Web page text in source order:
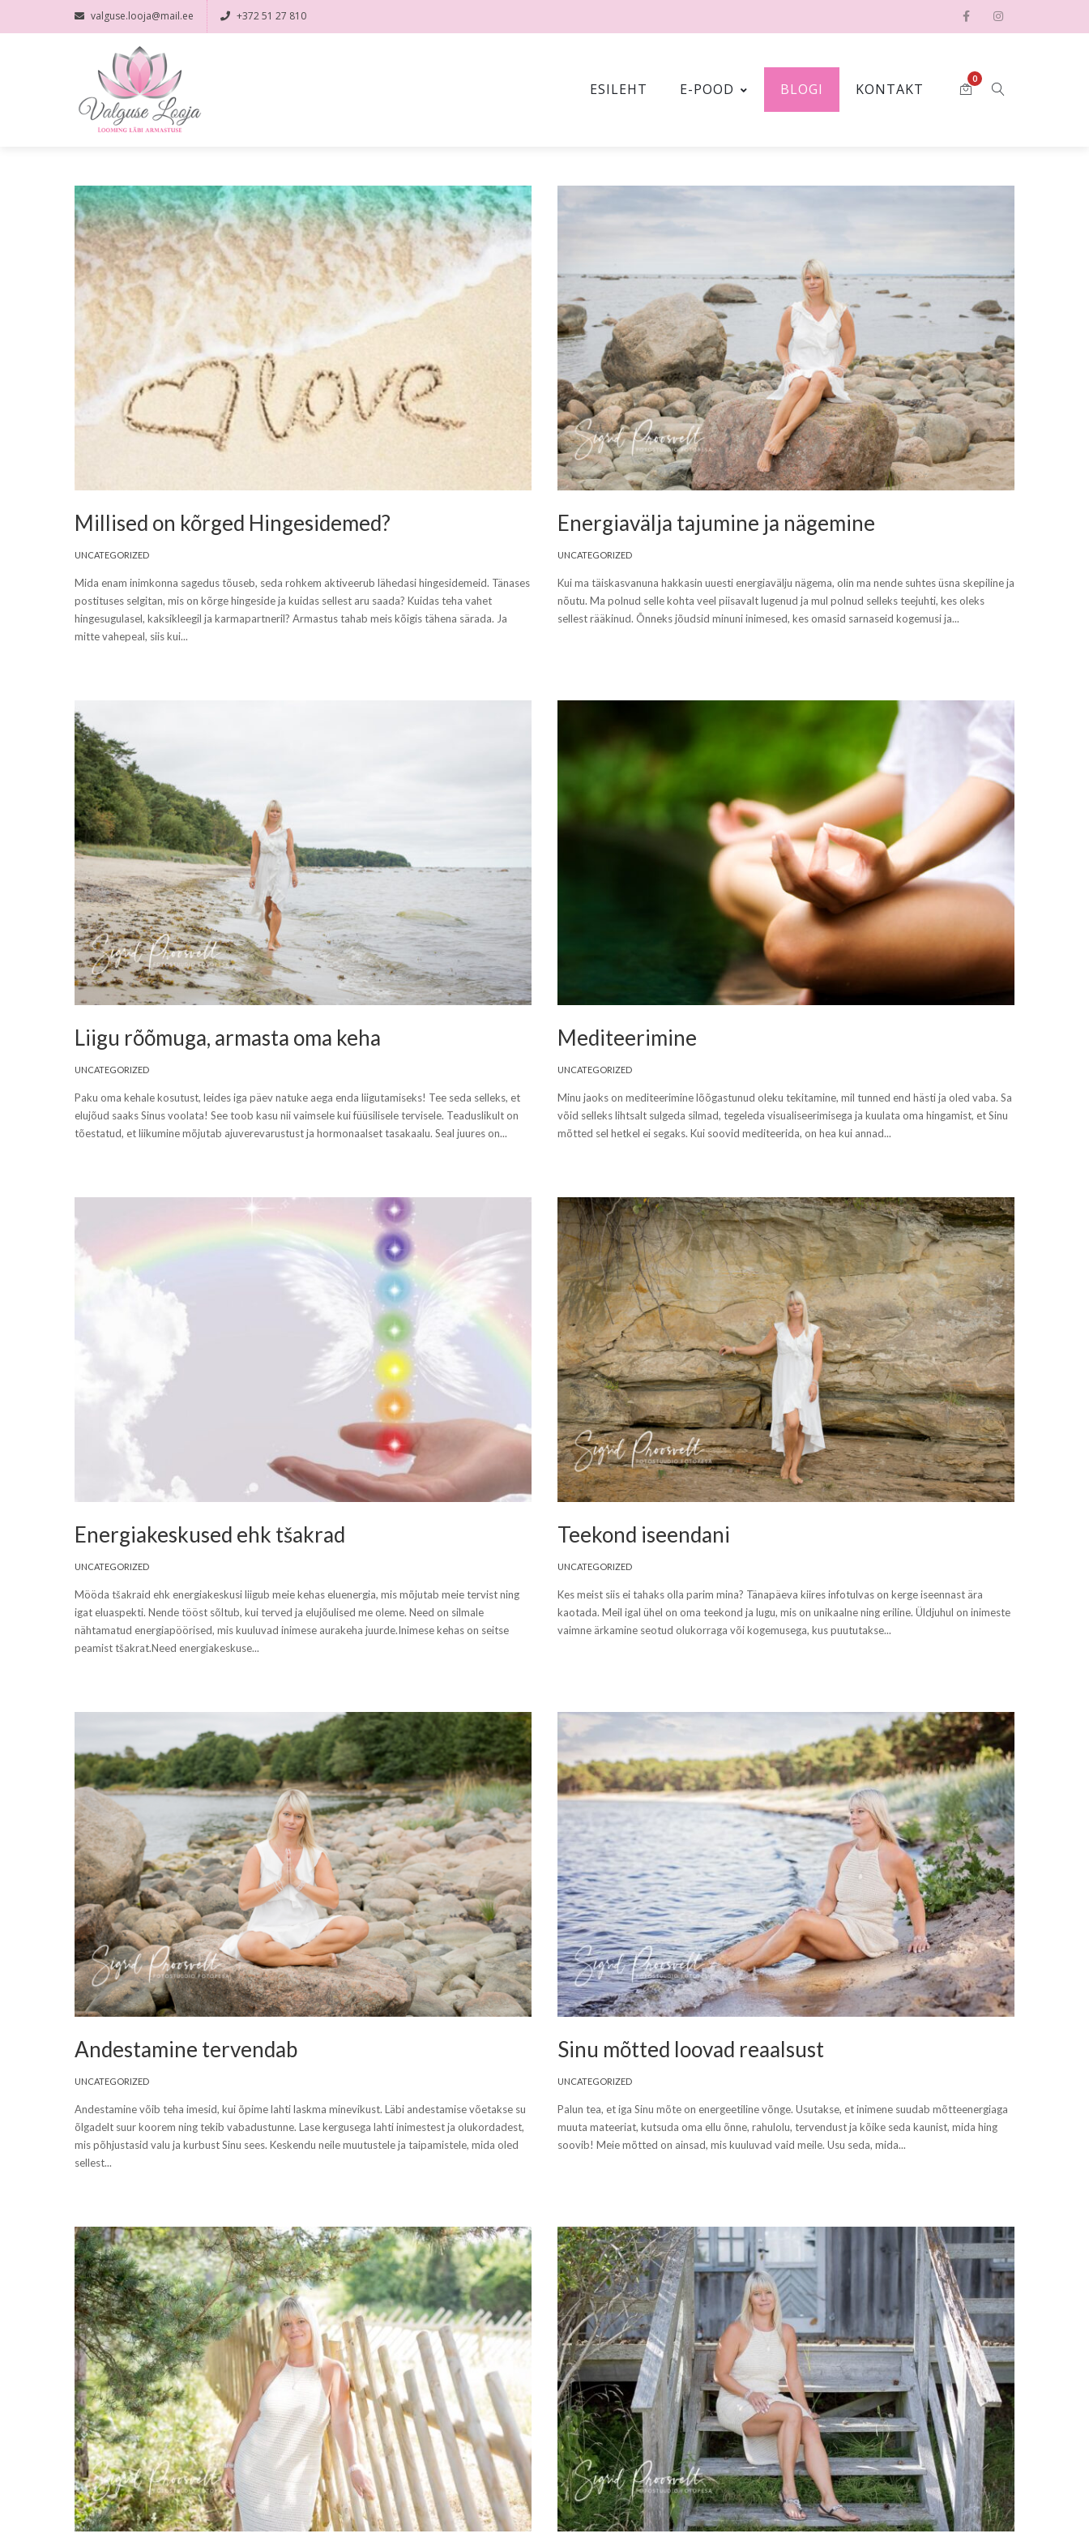
valguse.looja@mail.ee +372 51 27 810
ESILEHT E-POOD BLOGI KONTAKT
0
Millised on kõrged Hingesidemed?
UNCATEGORIZED
Mida enam inimkonna sagedus tõuseb, seda rohkem aktiveerub lähedasi hingesidemeid. Tänases
postituses selgitan, mis on kõrge hingeside ja kuidas sellest aru saada? Kuidas teha vahet
hingesugulasel, kaksikleegil ja karmapartneril? Armastus tahab meis kõigis tähena särada. Ja
mitte vahepeal, siis kui...
Energiavälja tajumine ja nägemine
UNCATEGORIZED
Kui ma täiskasvanuna hakkasin uuesti energiavälju nägema, olin ma nende suhtes üsna skepiline ja
nõutu. Ma polnud selle kohta veel piisavalt lugenud ja mul polnud selleks teejuhti, kes oleks
sellest rääkinud. Õnneks jõudsid minuni inimesed, kes omasid sarnaseid kogemusi ja...
Liigu rõõmuga, armasta oma keha
UNCATEGORIZED
Paku oma kehale kosutust, leides iga päev natuke aega enda liigutamiseks! Tee seda selleks, et
elujõud saaks Sinus voolata! See toob kasu nii vaimsele kui füüsilisele tervisele. Teaduslikult on
tõestatud, et liikumine mõjutab ajuverevarustust ja hormonaalset tasakaalu. Seal juures on...
Mediteerimine
UNCATEGORIZED
Minu jaoks on mediteerimine lõõgastunud oleku tekitamine, mil tunned end hästi ja oled vaba. Sa
võid selleks lihtsalt sulgeda silmad, tegeleda visualiseerimisega ja kuulata oma hingamist, et Sinu
mõtted sel hetkel ei segaks. Kui soovid mediteerida, on hea kui annad...
Energiakeskused ehk tšakrad
UNCATEGORIZED
Mööda tšakraid ehk energiakeskusi liigub meie kehas eluenergia, mis mõjutab meie tervist ning
igat eluaspekti. Nende tööst sõltub, kui terved ja elujõulised me oleme. Need on silmale
nähtamatud energiapöörised, mis kuuluvad inimese aurakeha juurde.Inimese kehas on seitse
peamist tšakrat.Need energiakeskuse...
Teekond iseendani
UNCATEGORIZED
Kes meist siis ei tahaks olla parim mina? Tänapäeva kiires infotulvas on kerge iseennast ära
kaotada. Meil igal ühel on oma teekond ja lugu, mis on unikaalne ning eriline. Üldjuhul on inimeste
vaimne ärkamine seotud olukorraga või kogemusega, kus puututakse...
Andestamine tervendab
UNCATEGORIZED
Andestamine võib teha imesid, kui õpime lahti laskma minevikust. Läbi andestamise võetakse su
õlgadelt suur koorem ning tekib vabadustunne. Lase kergusega lahti inimestest ja olukordadest,
mis põhjustasid valu ja kurbust Sinu sees. Keskendu neile muutustele ja taipamistele, mida oled
sellest...
Sinu mõtted loovad reaalsust
UNCATEGORIZED
Palun tea, et iga Sinu mõte on energeetiline võnge. Usutakse, et inimene suudab mõtteenergiaga
muuta mateeriat, kutsuda oma ellu õnne, rahulolu, tervendust ja kõike seda kaunist, mida hing
soovib! Meie mõtted on ainsad, mis kuuluvad vaid meile. Usu seda, mida...